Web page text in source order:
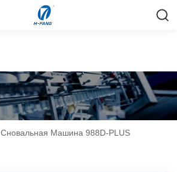
Сновальная Машина 988D-PLUS